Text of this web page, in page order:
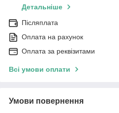
Детальніше
Післяплата
Оплата на рахунок
Оплата за реквізитами
Всі умови оплати
Умови повернення